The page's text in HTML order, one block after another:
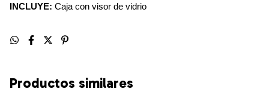
INCLUYE: Caja con visor de vidrio
Productos similares